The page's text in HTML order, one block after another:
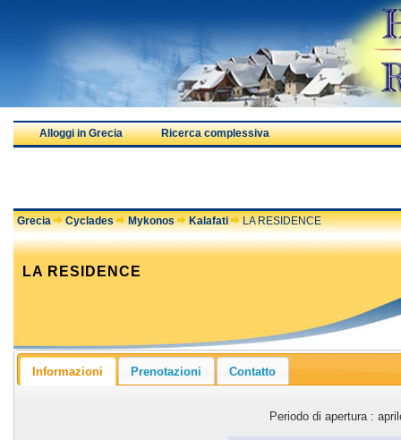
Alloggi in Grecia Ricerca complessiva
Grecia Cyclades Mykonos Kalafati LA RESIDENCE
LA RESIDENCE
Informazioni Prenotazioni Contatto
Periodo di apertura :